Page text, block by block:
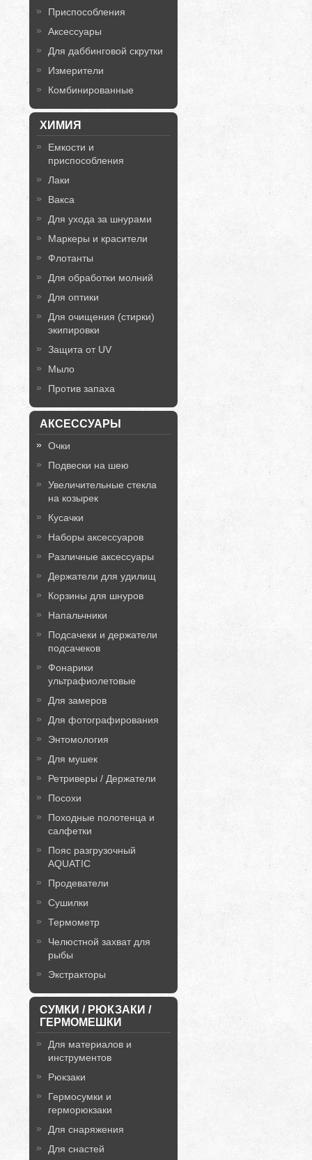
Приспособления
Аксессуары
Для даббинговой скрутки
Измерители
Комбинированные
ХИМИЯ
Емкости и
приспособления
Лаки
Вакса
Для ухода за шнурами
Маркеры и красители
Флотанты
Для обработки молний
Для оптики
Для очищения (стирки)
экипировки
Защита от UV
Мыло
Против запаха
АКСЕССУАРЫ
Очки
Подвески на шею
Увеличительные стекла
на козырек
Кусачки
Наборы аксессуаров
Различные аксессуары
Держатели для удилищ
Корзины для шнуров
Напальчники
Подсачеки и держатели
подсачеков
Фонарики
ультрафиолетовые
Для замеров
Для фотографирования
Энтомология
Для мушек
Ретриверы / Держатели
Посохи
Походные полотенца и
салфетки
Пояс разгрузочный
AQUATIC
Продеватели
Сушилки
Термометр
Челюстной захват для
рыбы
Экстракторы
СУМКИ / РЮКЗАКИ /
ГЕРМОМЕШКИ
Для материалов и
инструментов
Рюкзаки
Гермосумки и
герморюкзаки
Для снаряжения
Для снастей